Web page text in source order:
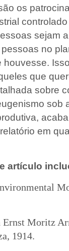
os
sejam
no
que
sobre
sob
em
artículo
Ernst Moritz
1914.